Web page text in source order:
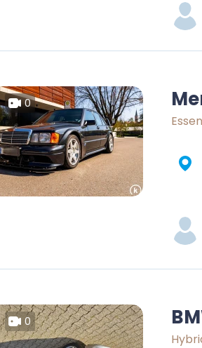
0
0